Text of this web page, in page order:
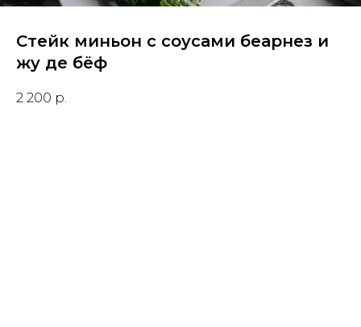
Стейк миньон с соусами беарнез и
жу де бёф
2 200 р.